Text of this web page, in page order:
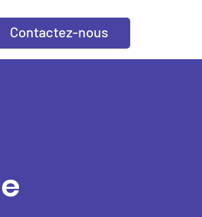
Contactez-nous